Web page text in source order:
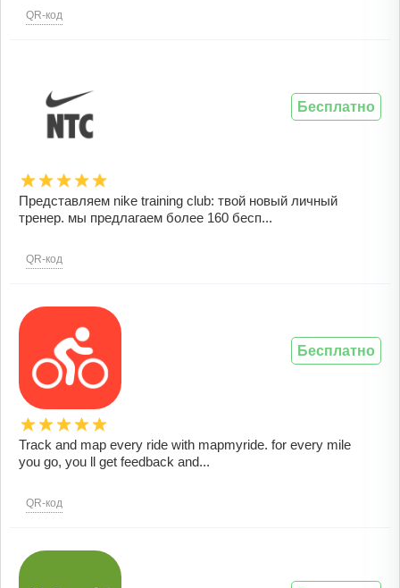
QR-код
Представляем nike training club: твой новый личный
тренер. мы предлагаем более 160 бесп...
QR-код
Бесплатно
Track and map every ride with mapmyride. for every mile
you go, you ll get feedback and...
QR-код
Бесплатно